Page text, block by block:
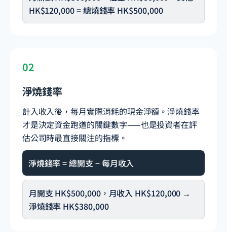
HK$120,000 = 總燒錢率 HK$500,000
02
淨燒錢率
計入收入後，每月實際消耗的現金淨額。淨燒錢率
才是決定資金跑道的關鍵數字——也是投資者在評
估公司時最直接關注的指標。
淨燒錢率 = 總開支 − 每月收入
月開支 HK$500,000，月收入 HK$120,000 →
淨燒錢率 HK$380,000